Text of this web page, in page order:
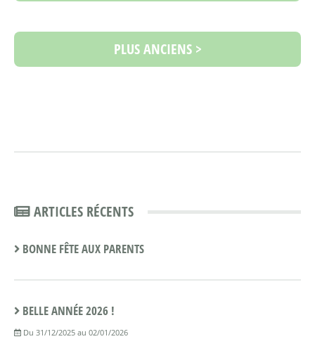
PLUS ANCIENS >
ARTICLES RÉCENTS
BONNE FÊTE AUX PARENTS
BELLE ANNÉE 2026 !
Du 31/12/2025 au 02/01/2026